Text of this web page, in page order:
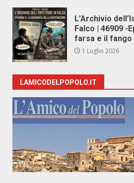
L’Archivio
Falco | 46909 -
farsa e il fango
1 Luglio 2026
LAMICODELPOPOLO.IT